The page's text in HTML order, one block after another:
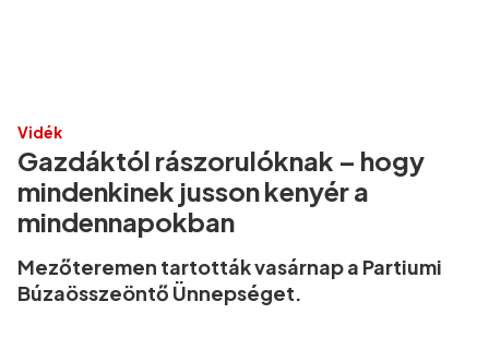
Vidék
Gazdáktól rászorulóknak – hogy
mindenkinek jusson kenyér a
mindennapokban
Mezőteremen tartották vasárnap a Partiumi
Búzaösszeöntő Ünnepséget.